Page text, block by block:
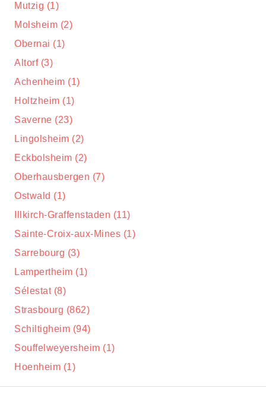
Mutzig (1)
Molsheim (2)
Obernai (1)
Altorf (3)
Achenheim (1)
Holtzheim (1)
Saverne (23)
Lingolsheim (2)
Eckbolsheim (2)
Oberhausbergen (7)
Ostwald (1)
Illkirch-Graffenstaden (11)
Sainte-Croix-aux-Mines (1)
Sarrebourg (3)
Lampertheim (1)
Sélestat (8)
Strasbourg (862)
Schiltigheim (94)
Souffelweyersheim (1)
Hoenheim (1)